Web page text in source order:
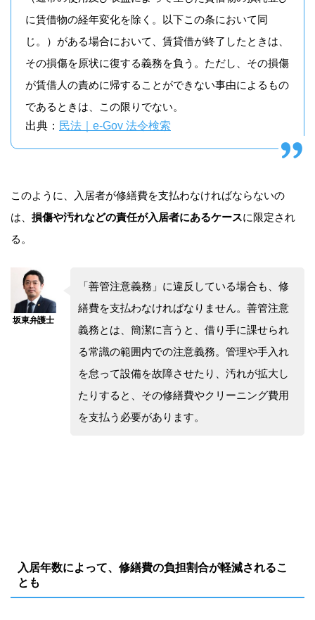
に賃借物の経年変化を除く。以下この条において同
じ。）がある場合において、賃貸借が終了したときは、
その損傷を原状に復する義務を負う。ただし、その損傷
が賃借人の責めに帰することができない事由によるもの
であるときは、この限りでない。
出典： 民法｜e-Gov 法令検索
このように、入居者が修繕費を支払わなければならないの
は、 損傷や汚れなどの責任が入居者にあるケースに限定され
る。
「善管注意義務」に違反している場合も、修
繕費を支払わなければなりません。善管注意
義務とは、簡潔に言うと、借り手に課せられ
る常識の範囲内での注意義務。管理や手入れ
を怠って設備を故障させたり、汚れが拡大し
たりすると、その修繕費やクリーニング費用
を支払う必要があります。
入居年数によって、修繕費の負担割合が軽減されるこ
とも